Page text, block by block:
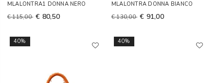
MLALONTRA1 DONNA NERO
€ 115,00 € 80,50
MLALONTRA DONNA BIANCO
€ 130,00 € 91,00
40% 40%